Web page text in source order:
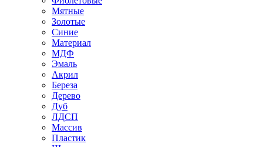
Мятные
Золотые
Синие
Материал
МДФ
Эмаль
Акрил
Береза
Дерево
Дуб
ЛДСП
Массив
Пластик